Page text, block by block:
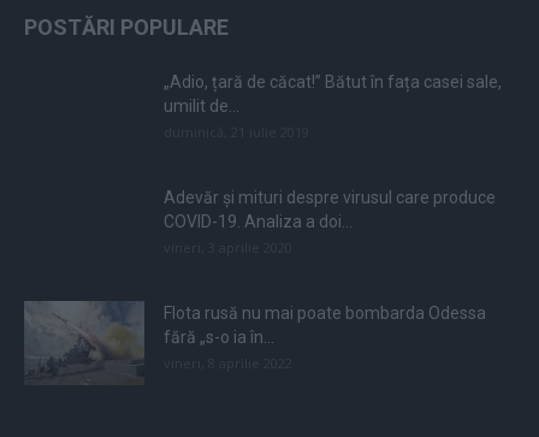
POSTĂRI POPULARE
„Adio, țară de căcat!” Bătut în fața casei sale,
umilit de...
Adevăr și mituri despre virusul care produce
COVID-19. Analiza a doi...
Flota rusă nu mai poate bombarda Odessa
fără „s-o ia în...